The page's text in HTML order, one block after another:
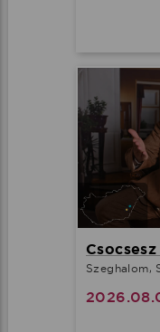
Szeghalom,